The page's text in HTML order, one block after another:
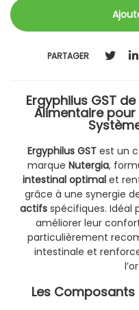
PARTAGER
Ergyphilus GST
Alimentaire pour
Ergyphilus GST est un
marque Nutergia,
intestinal optimal et
grâce à une synergie
actifsspécifiques. Idéal
améliorer leur
particulièrement
intestinale et
Les Composants